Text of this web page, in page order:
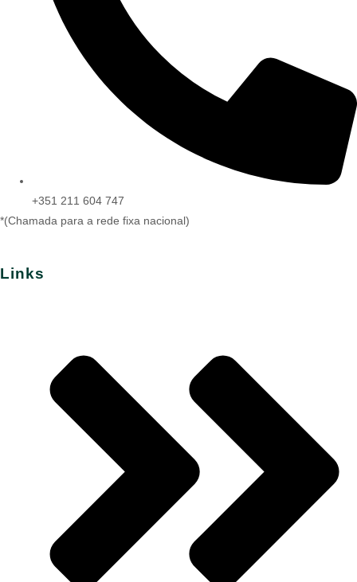
+351 211 604 747
*(Chamada para a rede fixa nacional)
Links